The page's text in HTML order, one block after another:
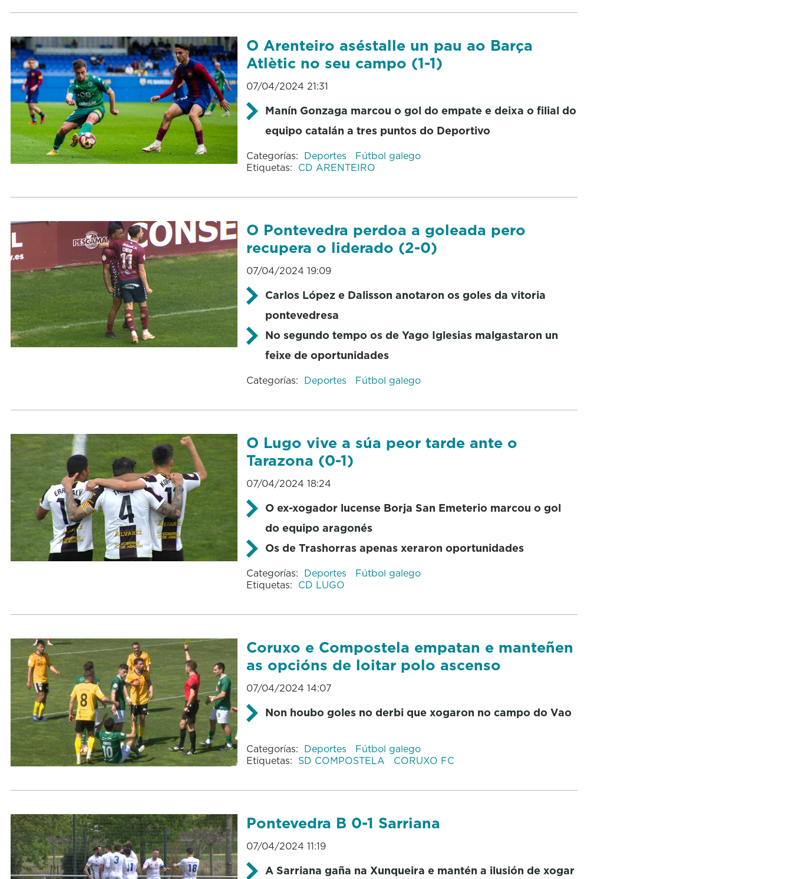
O Arenteiro aséstalle un pau ao Barça
Atlètic no seu campo (1-1)
07/04/2024 21:31
Manín Gonzaga marcou o gol do empate e deixa o filial do
equipo catalán a tres puntos do Deportivo
Categorías: Deportes
Fútbol galego
Etiquetas: CD ARENTEIRO
O Pontevedra perdoa a goleada pero
recupera o liderado (2-0)
07/04/2024 19:09
Carlos López e Dalisson anotaron os goles da vitoria
pontevedresa
No segundo tempo os de Yago Iglesias malgastaron un
feixe de oportunidades
Categorías: Deportes Fútbol galego
O Lugo vive a súa peor tarde ante o
Tarazona (0-1)
07/04/2024 18:24
O ex-xogador lucense Borja San Emeterio marcou o gol
do equipo aragonés
Os de Trashorras apenas xeraron oportunidades
Categorías: Deportes
Fútbol galego
Etiquetas: CD LUGO
Coruxo e Compostela empatan e manteñen
as opcións de loitar polo ascenso
07/04/2024 14:07
Non houbo goles no derbi que xogaron no campo do Vao
Categorías: Deportes
Fútbol galego
Etiquetas: SD COMPOSTELA CORUXO FC
Pontevedra B 0-1 Sarriana
07/04/2024 11:19
A Sarriana gaña na Xunqueira e mantén a ilusión de xogar